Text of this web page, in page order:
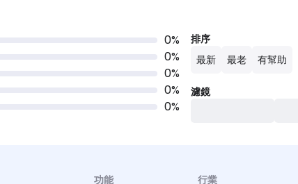
0%
0%
0%
0%
0%
排序
最新
最老 有幫助
濾鏡
功能 行業